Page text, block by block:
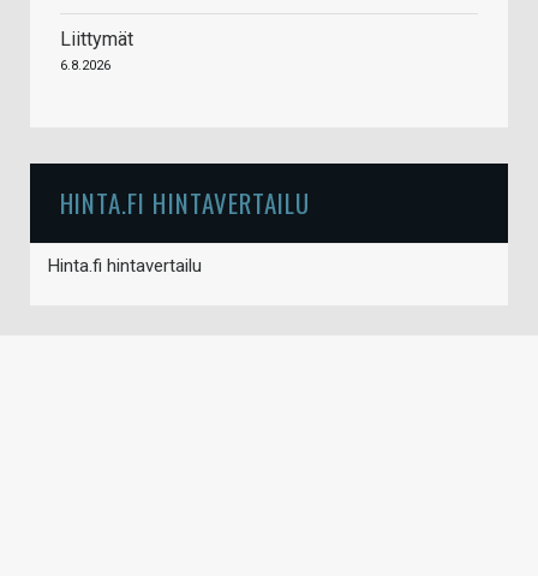
Liittymät
6.8.2026
HINTA.FI HINTAVERTAILU
Hinta.fi hintavertailu